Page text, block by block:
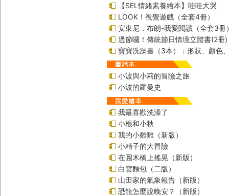
【SEL情緒素養繪本】哇哇大哭
LOOK！視覺遊戲（全套4冊）
安東尼．布朗-我愛閱讀（全套3冊
過節囉！傳統節日情境立體書(2冊)
寶寶洗澡書（3本）：形狀、顏色
小波與小莉的冒險之旅
小波的羅曼史
我最喜歡洗澡了
小根和小秋
我的小雞雞（新版）
小精子的大冒險
在圓木橋上搖晃（新版）
白雲麵包（二版）
山田家的氣象報告（新版）
恐龍怎麼說晚安？（新版）